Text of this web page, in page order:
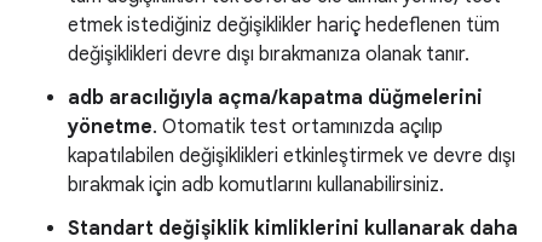
etmek istediğiniz değişiklikler hariç hedeflenen tüm
değişiklikleri devre dışı bırakmanıza olanak tanır.
adb aracılığıyla açma/kapatma düğmelerini
yönetme. Otomatik test ortamınızda açılıp
kapatılabilen değişiklikleri etkinleştirmek ve devre dışı
bırakmak için adb komutlarını kullanabilirsiniz.
Standart değişiklik kimliklerini kullanarak daha